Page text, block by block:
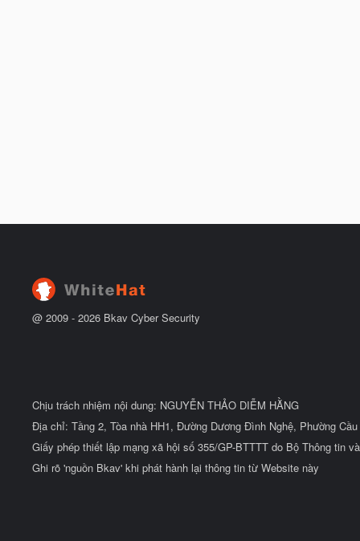
@ 2009 - 2026 Bkav Cyber Security
Chịu trách nhiệm nội dung: NGUYỄN THẢO DIỄM HẰNG
Địa chỉ: Tầng 2, Tòa nhà HH1, Đường Dương Đình Nghệ, Phường
Giấy phép thiết lập mạng xã hội số 355/GP-BTTTT do Bộ Thông tin
Ghi rõ 'nguồn Bkav' khi phát hành lại thông tin từ Website này